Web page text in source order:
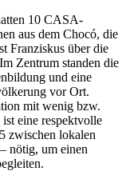
10 CASA-
aus dem Chocó, die
Franziskus über die
Zentrum standen die
und eine
vor Ort.
mit wenig bzw.
eine respektvolle
zwischen lokalen
nötig, um einen